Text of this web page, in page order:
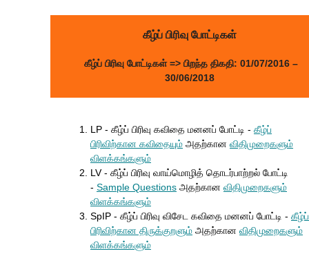
கீழ்ப் பிரிவு போட்டிகள்
கீழ்ப் பிரிவு போட்டிகள்=> பிறந்த திகதி: 01/07/2016 –
30/06/2018
LP - கீழ்ப் பிரிவு கவிதை மனனப் போட்டி - கீழ்ப்
பிரிவிற்கான கவிதையும் அதற்கான விதிமுறைகளும்
விளக்கங்களும்
LV - கீழ்ப் பிரிவு வாய்மொழித் தொடர்பாற்றல் போட்டி
- Sample Questions அதற்கான விதிமுறைகளும்
விளக்கங்களும்
SpIP - கீழ்ப் பிரிவு விசேட கவிதை மனனப் போட்டி - கீழ்ப்
பிரிவிற்கான திருக்குறளும் அதற்கான விதிமுறைகளும்
விளக்கங்களும்